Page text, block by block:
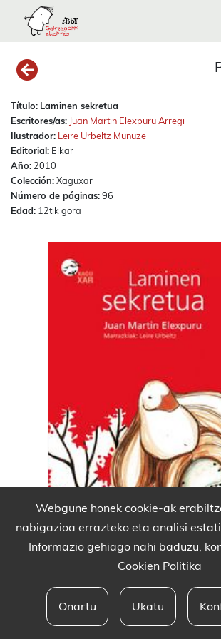
Título: Laminen sekretua
Escritores/as: Juan Martin Elexpuru Arregi
Ilustrador: Leire Urbeltz Munuze
Editorial: Elkar
Año: 2010
Colección:Xaguxar
Número de páginas:96
Edad: 12tik gora
Webgune honek cookie-ak
nabigazioa errazteko eta analisi
Informazio gehiago nahi baduzu,
Cookien Politika
Onartu Ukatu